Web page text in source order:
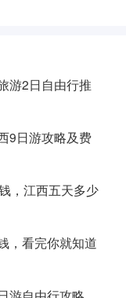
游2日自由行推
9日游攻略及费
，江西五天多少
，看完你就知道